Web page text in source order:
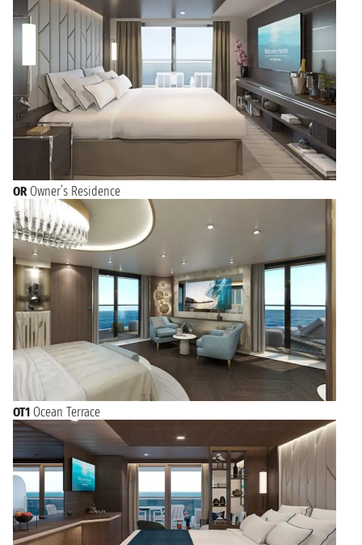
OR Owner’s Residence
OT1 Ocean Terrace